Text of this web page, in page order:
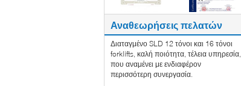
Αναθεωρήσεις πελατών
Διαταγμένο SLD 12 τόνοι και 16 τόνοι
forklifts, καλή ποιότητα, τέλεια υπηρεσία,
που αναμένει με ενδιαφέρον
περισσότερη συνεργασία.